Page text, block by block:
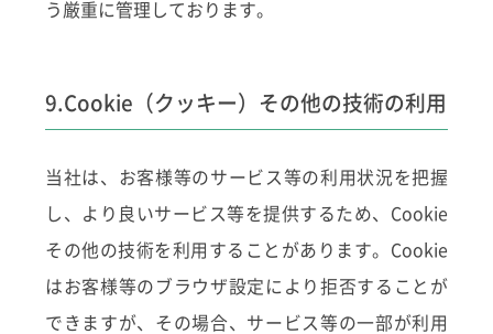
う厳重に管理しております。
9.Cookie（クッキー）その他の技術の利用
当社は、お客様等のサービス等の利用状況を把握
し、より良いサービス等を提供するため、Cookie
その他の技術を利用することがあります。Cookie
はお客様等のブラウザ設定により拒否することが
できますが、その場合、サービス等の一部が利用